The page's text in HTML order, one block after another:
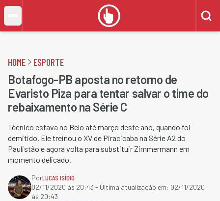
HOME ESPORTE
Botafogo-PB aposta no retorno de
Evaristo Piza para tentar salvar o time do
rebaixamento na Série C
Técnico estava no Belo até março deste ano, quando foi
demitido. Ele treinou o XV de Piracicaba na Série A2 do
Paulistão e agora volta para substituir Zimmermann em
momento delicado.
PorLUCAS ISÍDIO
02/11/2020 às 20:43 - Última atualização em: 02/11/2020
às 20:43